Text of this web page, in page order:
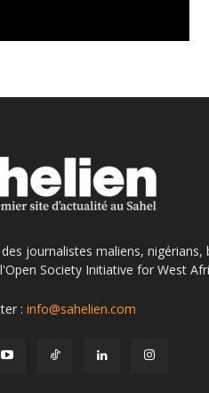
journalistes maliens, nigérians,
Society Initiative for West
: info@sahelien.com